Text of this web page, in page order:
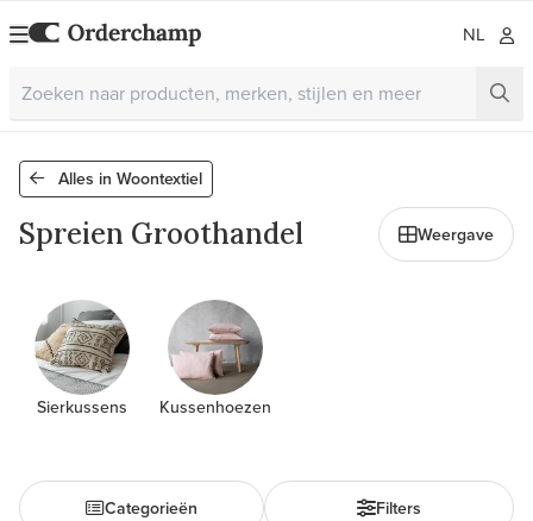
NL
Alles in Woontextiel
Spreien Groothandel Weergave
Sierkussens Kussenhoezen
Categorieën Filters